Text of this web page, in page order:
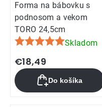
Forma na bábovku s
podnosom a vekom
TORO 24,5cm
Priemerné
hodnotenie
produktu
je
5,0
Skladom
€18,49
Do košíka